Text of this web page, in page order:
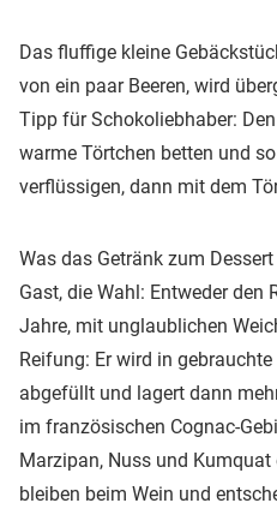
Das fluffige kleine
von ein paar Beeren, wird
Tipp für Schokoliebhaber:
warme Törtchen betten und
verflüssigen, dann mit dem
Was das Getränk zum
Gast, die Wahl: Entweder den
Jahre, mit unglaublichen
Reifung: Er wird in
abgefüllt und lagert dann
im französischen Cognac-
Marzipan, Nuss und Kumquat
bleiben beim Wein und